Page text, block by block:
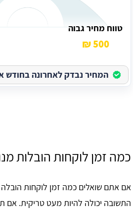
טווח מחיר גבוה
500 ₪
המחיר נבדק לאחרונה בחודש
כמה זמן לוקחות הובלות
אם אתם שואלים כמה זמן לוקחות
התשובה יכולה להיות מעט טריקית. אם